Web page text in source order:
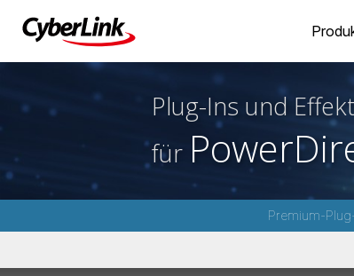
Plug-Ins und
für
Premium-